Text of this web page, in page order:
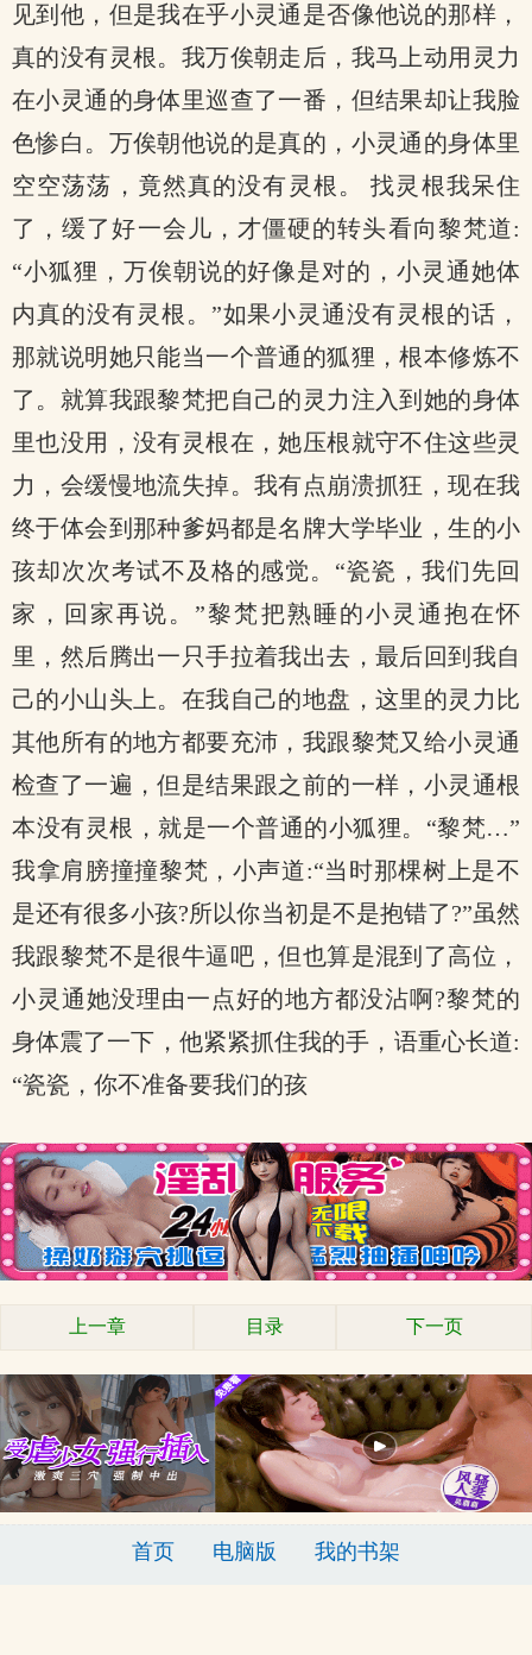
见到他，但是我在乎小灵通是否像他说的那样，
真的没有灵根。我万俟朝走后，我马上动用灵力
在小灵通的身体里巡查了一番，但结果却让我脸
色惨白。万俟朝他说的是真的，小灵通的身体里
空空荡荡，竟然真的没有灵根。 找灵根我呆住
了，缓了好一会儿，才僵硬的转头看向黎梵道:
“小狐狸，万俟朝说的好像是对的，小灵通她体
内真的没有灵根。”如果小灵通没有灵根的话，
那就说明她只能当一个普通的狐狸，根本修炼不
了。就算我跟黎梵把自己的灵力注入到她的身体
里也没用，没有灵根在，她压根就守不住这些灵
力，会缓慢地流失掉。我有点崩溃抓狂，现在我
终于体会到那种爹妈都是名牌大学毕业，生的小
孩却次次考试不及格的感觉。“瓷瓷，我们先回
家，回家再说。”黎梵把熟睡的小灵通抱在怀
里，然后腾出一只手拉着我出去，最后回到我自
己的小山头上。在我自己的地盘，这里的灵力比
其他所有的地方都要充沛，我跟黎梵又给小灵通
检查了一遍，但是结果跟之前的一样，小灵通根
本没有灵根，就是一个普通的小狐狸。“黎梵…”
我拿肩膀撞撞黎梵，小声道:“当时那棵树上是不
是还有很多小孩?所以你当初是不是抱错了?”虽然
我跟黎梵不是很牛逼吧，但也算是混到了高位，
小灵通她没理由一点好的地方都没沾啊?黎梵的
身体震了一下，他紧紧抓住我的手，语重心长道:
“瓷瓷，你不准备要我们的孩
上一章 目录 下一页
首页 电脑版 我的书架